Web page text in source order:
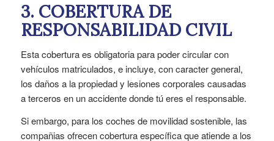
3. COBERTURA DE
RESPONSABILIDAD CIVIL
Esta cobertura es obligatoria para poder circular con
vehículos matriculados, e incluye, con caracter general,
los daños a la propiedad y lesiones corporales causadas
a terceros en un accidente donde tú eres el responsable.
Si embargo, para los coches de movilidad sostenible, las
compañias ofrecen cobertura específica que atiende a los